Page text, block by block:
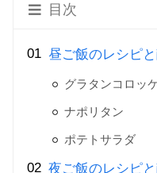
目次
昼ご飯のレシピ
グラタンコロッ
ナポリタン
ポテトサラダ
夜ご飯のレシピ